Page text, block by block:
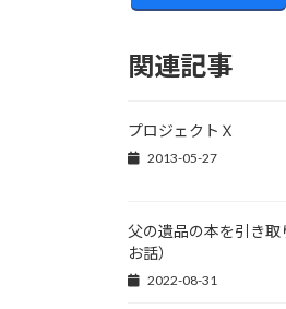
関連記事
プロジェクトＸ
2013-05-27
父の遺品の本を引き
お話）
2022-08-31